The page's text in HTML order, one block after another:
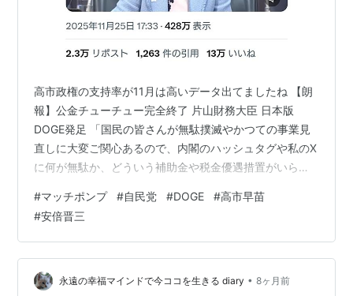
高市政権の支持率が11月は高いデータ出てましたね 【朗
報】公金チューチュー完全終了 片山財務大臣 日本版
DOGE発足 「国民の皆さんが無駄撲滅やかつての事業見
直しに大変ご関心あるので、内閣のハッシュタグや私のX
に何が無駄か、どういう補助金や税金優遇措置がいらな
中だけの意見になっちゃう」 ↑このような高市政権の政
策上げポストにたくさんのリポストいいねがつけられ、
高市・片山に対して支持する内容のリプが多かった
※DOGEとは 政府効率化省（せいふこうりつかしょう、英
語: Department of Government Efficiency、DOG…
#マッチポンプ #自民党 #DOGE #高市早苗
#安倍晋三
永遠の幸福マインドで今ココを生きる diary • 8ヶ月前